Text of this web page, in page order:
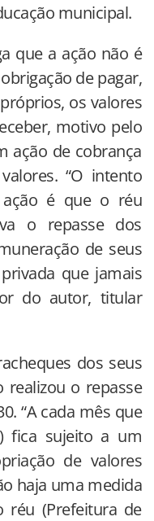
municipal.
que a ação não é
de pagar,
os valores
motivo pelo
ação de cobrança
“O intento
é que o réu
o repasse dos
de seus
que jamais
do autor, titular
dos seus
realizou o repasse
“A cada mês que
fica sujeito a um
de valores
haja uma medida
réu (Prefeitura de